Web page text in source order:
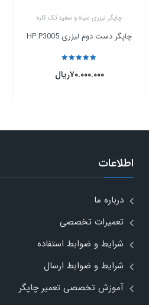
چاپگر لیزری سیاه و سفید تک کاره
چاپگر دست دوم لیزری HP P3005
ریال۷۰.۰۰۰.۰۰۰
اطلاعات
درباره ما
تعمیرات تخصصی
شرایط و ضوابط استفاده
شرایط و ضوابط ارسال
آموزش تخصصی تعمیر چاپگر